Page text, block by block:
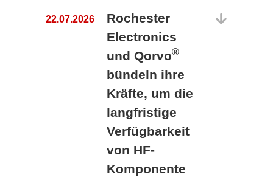
22.07.2026
Rochester
Electronics
und Qorvo®
bündeln ihre
Kräfte, um die
langfristige
Verfügbarkeit
von HF-
Komponente